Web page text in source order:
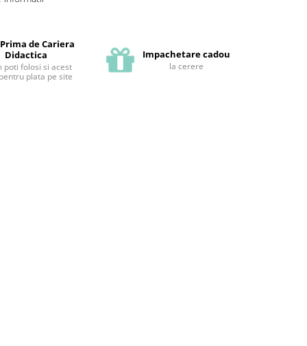
de Cariera
Didactica
poti folosi si acest
plata pe site
Impachetare cadou
la cerere